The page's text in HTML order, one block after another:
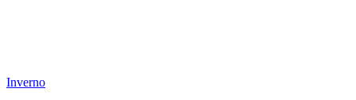
Inverno